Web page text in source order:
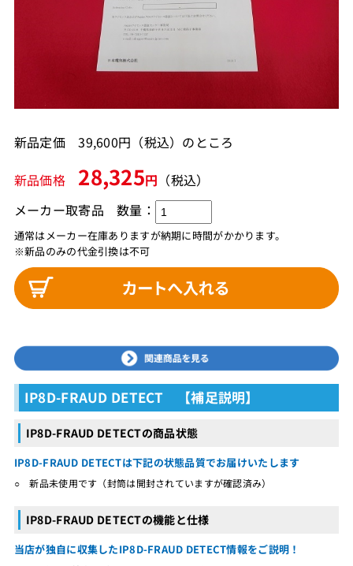
新品定価 39,600円（税込）のところ
新品価格 28,325円 （税込）
メーカー取寄品
通常はメーカー在庫ありますが納期に時間がかかります。
※新品のみの代金引換は不可
数量：
IP8D-FRAUD DETECT 【補足説明】
IP8D-FRAUD DETECTの商品状態
IP8D-FRAUD DETECTは下記の状態品質でお届けいたします
○ 新品未使用です（封筒は開封されていますが確認済み）
IP8D-FRAUD DETECTの機能と仕様
当店が独自に収集したIP8D-FRAUD DETECT情報をご説明！